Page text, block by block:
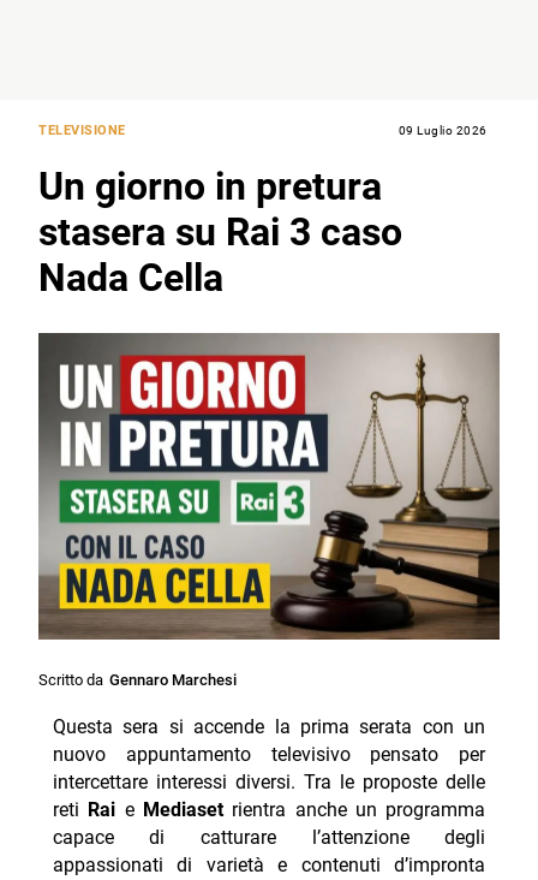
TELEVISIONE 09 Luglio 2026
Un giorno in pretura
stasera su Rai 3 caso
Nada Cella
Scritto da Gennaro Marchesi
Questa sera si accende la prima serata con un
nuovo appuntamento televisivo pensato per
intercettare interessi diversi. Tra le proposte delle
reti Rai e Mediasetrientra anche un programma
capace di catturare l’attenzione degli
appassionati di varietà e contenuti d’impronta